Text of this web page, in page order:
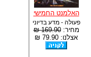
האלמנט החמישי
פעולה - מדע בדיוני
מחיר:169.90 ₪
אצלנו: 79.90 ₪